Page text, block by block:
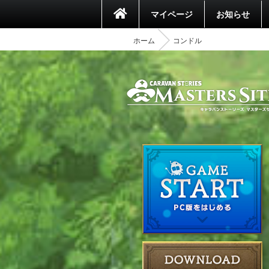
マイページ お知らせ
ホーム コンドル